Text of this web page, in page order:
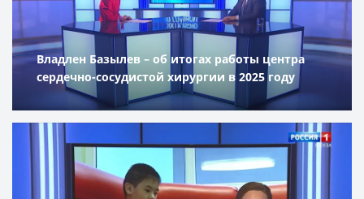
Владлен Базылев – об итогах работы центра
сердечно-сосудистой хирургии в 2025 году